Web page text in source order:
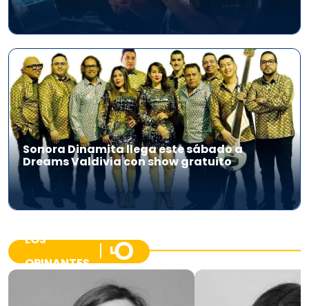
Sonora Dinamita llega este sábado a
Dreams Valdivia con show gratuito
LOS
OPINANTES